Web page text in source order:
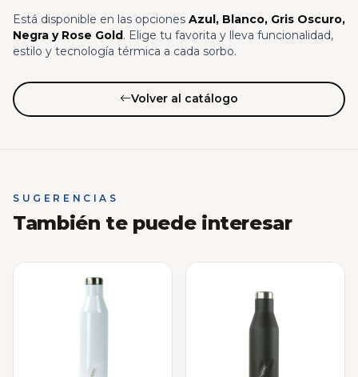
Está disponible en las opciones Azul, Blanco, Gris Oscuro,
Negra y Rose Gold. Elige tu favorita y lleva funcionalidad,
estilo y tecnología térmica a cada sorbo.
Volver al catálogo
SUGERENCIAS
También te puede interesar